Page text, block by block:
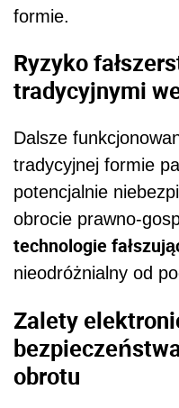
formie.
Ryzyko
tradycyjnymi
Dalsze
tradycyjnej formie
potencjalnie
obrocie prawno-
technologie
nieodróżnialny od
Zalety
obrotu